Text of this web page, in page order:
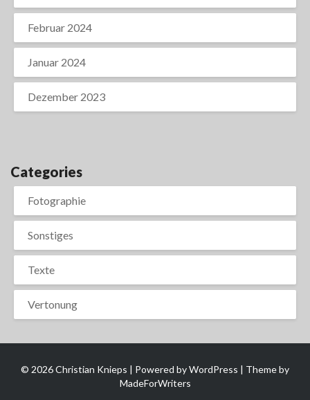
Februar 2024
Januar 2024
Dezember 2023
Categories
Fotographie
Sonstiges
Texte
Vertonung
© 2026 Christian Knieps | Powered byWordPress | Theme by
MadeForWriters